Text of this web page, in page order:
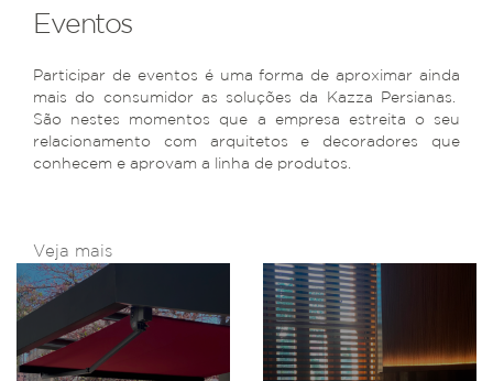
Eventos
Participar de eventos é uma forma de aproximar ainda
mais do consumidor as soluções da Kazza Persianas.
São nestes momentos que a empresa estreita o seu
relacionamento com arquitetos e decoradores que
conhecem e aprovam a linha de produtos.
Veja mais